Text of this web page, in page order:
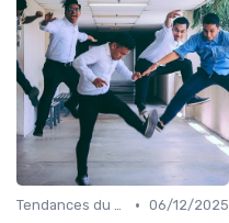
Tendances du Marché Immobilier Commercial • 06/12/2025